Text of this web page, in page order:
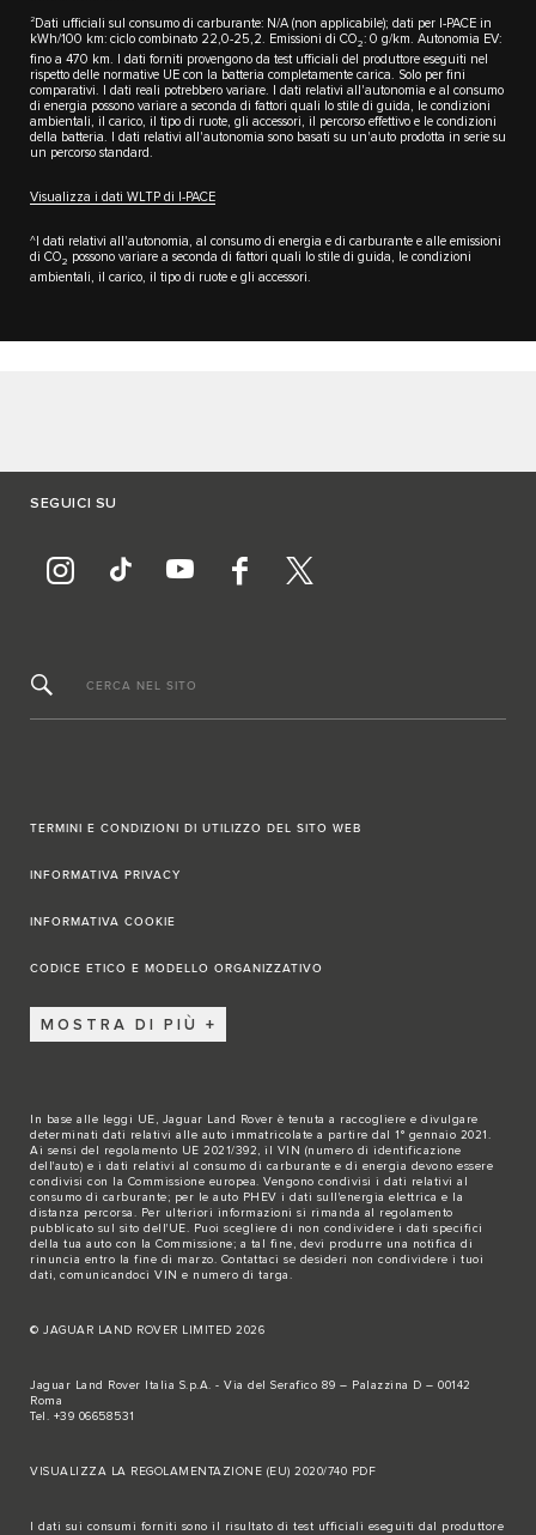
2 Dati ufficiali sul consumo di carburante: N/A (non applicabile); dati per I-PACE in
kWh/100 km: ciclo combinato 22,0-25,2. Emissioni di CO2: 0 g/km. Autonomia EV:
fino a 470 km. I dati forniti provengono da test ufficiali del produttore eseguiti nel
rispetto delle normative UE con la batteria completamente carica. Solo per fini
comparativi. I dati reali potrebbero variare. I dati relativi all'autonomia e al consumo
di energia possono variare a seconda di fattori quali lo stile di guida, le condizioni
ambientali, il carico, il tipo di ruote, gli accessori, il percorso effettivo e le condizioni
della batteria. I dati relativi all'autonomia sono basati su un'auto prodotta in serie su
un percorso standard.
Visualizza i dati WLTP di I-PACE
^I dati relativi all'autonomia, al consumo di energia e di carburante e alle emissioni
di CO2 possono variare a seconda di fattori quali lo stile di guida, le condizioni
ambientali, il carico, il tipo di ruote e gli accessori.
SEGUICI SU
CERCA NEL SITO
TERMINI E CONDIZIONI DI UTILIZZO DEL SITO WEB
INFORMATIVA PRIVACY
INFORMATIVA COOKIE
CODICE ETICO E MODELLO ORGANIZZATIVO
MOSTRA DI PIÙ
In base alle leggi UE, Jaguar Land Rover è tenuta a raccogliere e divulgare
determinati dati relativi alle auto immatricolate a partire dal 1° gennaio 2021.
Ai sensi del regolamento UE 2021/392, il VIN (numero di identificazione
dell'auto) e i dati relativi al consumo di carburante e di energia devono essere
condivisi con la Commissione europea. Vengono condivisi i dati relativi al
consumo di carburante; per le auto PHEV i dati sull'energia elettrica e la
distanza percorsa. Per ulteriori informazioni si rimanda al regolamento
pubblicato sul sito dell'UE. Puoi scegliere di non condividere i dati specifici
della tua auto con la Commissione; a tal fine, devi produrre una notifica di
rinuncia entro la fine di marzo. Contattaci se desideri non condividere i tuoi
dati, comunicandoci VIN e numero di targa.
© JAGUAR LAND ROVER LIMITED 2026
Jaguar Land Rover Italia S.p.A. - Via del Serafico 89 – Palazzina D – 00142
Roma
Tel. +39 06658531
VISUALIZZA LA REGOLAMENTAZIONE (EU) 2020/740 PDF
I dati sui consumi forniti sono il risultato di test ufficiali eseguiti dal produttore